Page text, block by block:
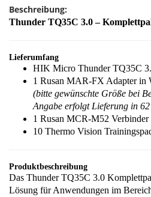
Beschreibung:
Thunder TQ35C 3.0 –
Lieferumfang
HIK Micro Thunder TQ35C
1 Rusan MAR-FX Adapter in
(bitte gewünschte Größe bei
Angabe erfolgt Lieferung in
1 Rusan MCR-M52 Verbinder
10 Thermo Vision
Produktbeschreibung
Das Thunder TQ35C 3.0
Lösung für Anwendungen im